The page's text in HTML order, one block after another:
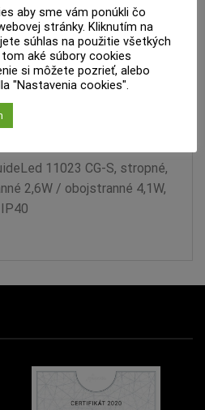
11023 CG-S, stropné,
2,6W / obojstranné 4,1W,
aby sme vám ponúkli čo
stránky. Kliknutím na
súhlas na použitie všetkých
aké súbory cookies
si môžete pozrieť, alebo
"Nastavenia cookies".